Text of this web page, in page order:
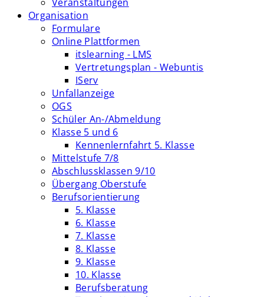
Organisation
Formulare
Online Plattformen
itslearning - LMS
Vertretungsplan - Webuntis
IServ
Unfallanzeige
OGS
Schüler An-/Abmeldung
Klasse 5 und 6
Kennenlernfahrt 5. Klasse
Mittelstufe 7/8
Abschlussklassen 9/10
Übergang Oberstufe
Berufsorientierung
5. Klasse
6. Klasse
7. Klasse
8. Klasse
9. Klasse
10. Klasse
Berufsberatung